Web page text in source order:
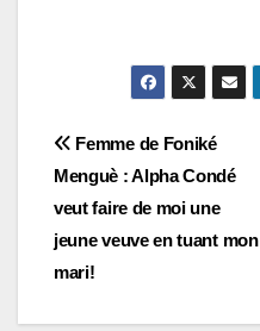
Navigation
de
l’article
Femme de Foniké
Menguè : Alpha Condé
veut faire de moi une
jeune veuve en tuant mon
mari!